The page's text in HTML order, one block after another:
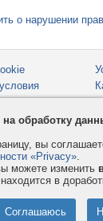
о нарушении
на обработку
вы
«Privacy».
можете изменить
в